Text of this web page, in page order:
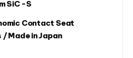
SiC -S
Contact Seat
/ Made in Japan